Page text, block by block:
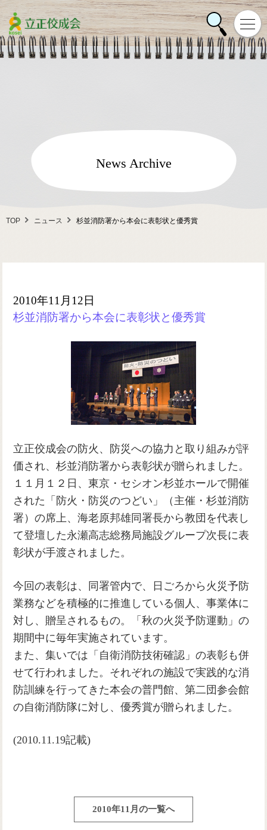
News Archive
TOP ニュース 杉並消防署から本会に表彰状と優秀賞
2010年11月12日
杉並消防署から本会に表彰状と優秀賞
立正佼成会の防火、防災への協力と取り組みが評
価され、杉並消防署から表彰状が贈られました。
１１月１２日、東京・セシオン杉並ホールで開催
された「防火・防災のつどい」（主催・杉並消防
署）の席上、海老原邦雄同署長から教団を代表し
て登壇した永瀬高志総務局施設グループ次長に表
彰状が手渡されました。
今回の表彰は、同署管内で、日ごろから火災予防
業務などを積極的に推進している個人、事業体に
対し、贈呈されるもの。「秋の火災予防運動」の
期間中に毎年実施されています。
また、集いでは「自衛消防技術確認」の表彰も併
せて行われました。それぞれの施設で実践的な消
防訓練を行ってきた本会の普門館、第二団参会館
の自衛消防隊に対し、優秀賞が贈られました。
(2010.11.19記載)
2010年11月の一覧へ